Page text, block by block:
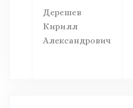
Дерешев
Кирилл
Александрович